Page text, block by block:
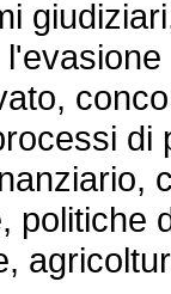
politiche